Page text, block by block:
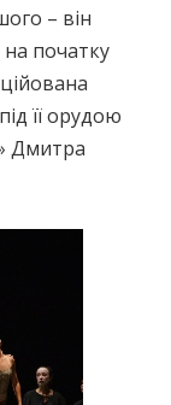
– він
на початку
її орудою
Дмитра